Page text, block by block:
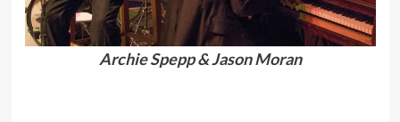
Archie Spepp & Jason Moran